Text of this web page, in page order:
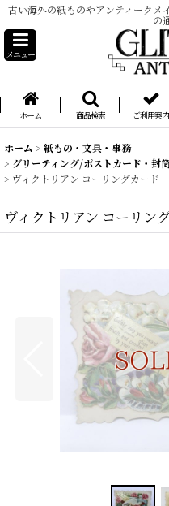
古い海外の紙ものやアンティークメ
の
メニュー
ホーム 商品検索 ご利用案内
ホーム > 紙もの・文具・事務
> グリーティング/ポストカード・封
> ヴィクトリアン コーリングカード
ヴィクトリアン コーリン